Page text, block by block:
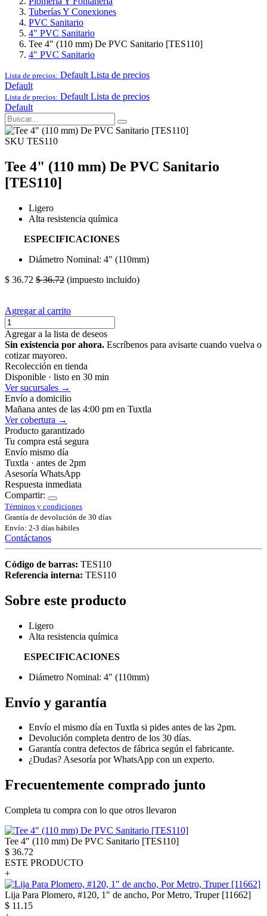
Tuberías Y Conexiones
PVC Sanitario
4" PVC Sanitario
Tee 4" (110 mm) De PVC Sanitario [TES110]
4" PVC Sanitario
Lista de precios: Default Lista de precios
Default
Lista de precios: Default Lista de precios
Default
SKU TES110
Tee 4" (110 mm) De PVC Sanitario
[TES110]
Ligero
Alta resistencia química
ESPECIFICACIONES
Diámetro Nominal: 4" (110mm)
$ 36.72 $36.72 (impuesto incluido)
Agregar al carrito
Agregar a la lista de deseos
Sin existencia por ahora. Escríbenos para avisarte cuando vuelva o
cotizar mayoreo.
Recolección en tienda
Disponible · listo en 30 min
Ver sucursales →
Envío a domicilio
Mañana antes de las 4:00 pm en Tuxtla
Ver cobertura →
Producto garantizado
Tu compra está segura
Envío mismo día
Tuxtla · antes de 2pm
Asesoría WhatsApp
Respuesta inmediata
Compartir:
Términos y condiciones
Grantía de devolución de 30 días
Envío: 2-3 días hábiles
Contáctanos
Código de barras: TES110
Referencia interna: TES110
Sobre este producto
Ligero
Alta resistencia química
ESPECIFICACIONES
Diámetro Nominal: 4" (110mm)
Envío y garantía
Envío el mismo día en Tuxtla si pides antes de las 2pm.
Devolución completa dentro de los 30 días.
Garantía contra defectos de fábrica según el fabricante.
¿Dudas? Asesoría por WhatsApp con un experto.
Frecuentemente comprado junto
Completa tu compra con lo que otros llevaron
Tee 4" (110 mm) De PVC Sanitario [TES110]
$ 36.72
ESTE PRODUCTO
+
Lija Para Plomero, #120, 1" de ancho, Por Metro, Truper [11662]
$ 11.15